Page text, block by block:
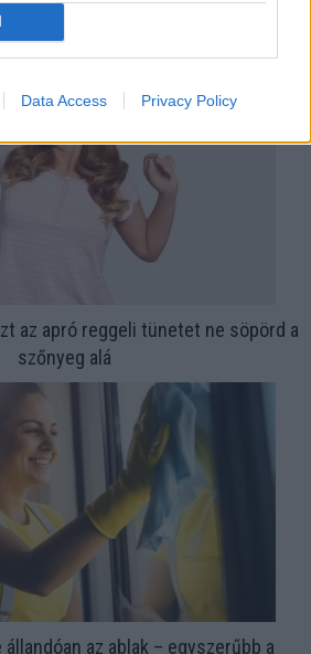
Data Access Privacy Policy
figyelmeztetni
az apró reggeli tünetet ne söpörd a
szőnyeg alá
az ablak – egyszerűbb a